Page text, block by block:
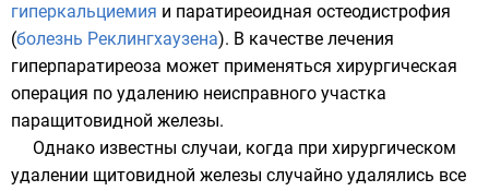
гиперкальциемия и паратиреоидная остеодистрофия
(болезнь Реклингхаузена). В качестве лечения
гиперпаратиреоза может применяться хирургическая
операция по удалению неисправного участка
паращитовидной железы.
Однако известны случаи, когда при хирургическом
удалении щитовидной железы случайно удалялись все